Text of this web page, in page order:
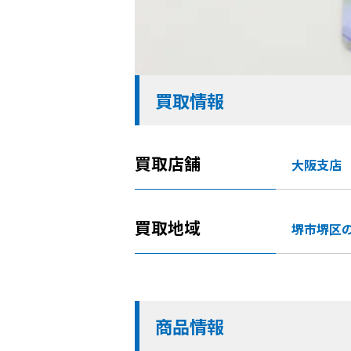
買取情報
買取店舗 大阪支店
買取地域 堺市堺区
商品情報